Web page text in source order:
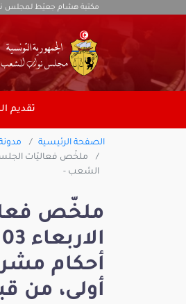
مكتبة هشام جعيّط لمجلس
تقديم
الصفحة الرئيسية
الشعب -
ملخّص
أولى، من